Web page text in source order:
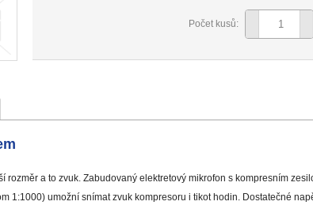
Počet kusů:
a to zvuk. Zabudovaný elektretový mikrofon s kompresním
1:1000) umožní snímat zvuk kompresoru i tikot hodin. Dostatečné